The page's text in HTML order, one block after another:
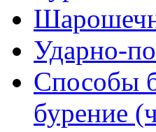
Ударно-
Способы
бурение